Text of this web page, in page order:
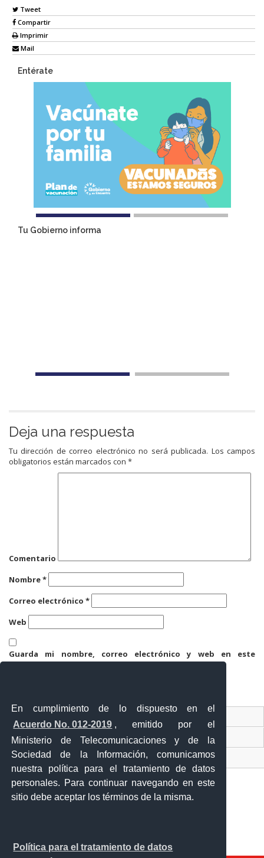
En cumplimiento de lo dispuesto en el
Acuerdo No. 012-2019 , emitido por el
Ministerio de Telecomunicaciones y de la
Sociedad de la Información, comunicamos
nuestra política para el tratamiento de datos
personales. Para continuar navegando en este
sitio debe aceptar los términos de la misma.
Política para el tratamiento de datos
Tweet
Compartir
Imprimir
Mail
Entérate
Tu Gobierno informa
Deja una respuesta
Tu dirección de correo electrónico no será publicada. Los campos
obligatorios están marcados con *
Comentario
Nombre*
Correo electrónico *
Web
Guarda mi nombre, correo electrónico y web en este
navegador para la próxima vez que comente.
Contacto Ciudadano
Ventanilla Única de Comercio Exterior
Sistema Nacional de Información (SNI)
Teléfono: 593-06 230-0646